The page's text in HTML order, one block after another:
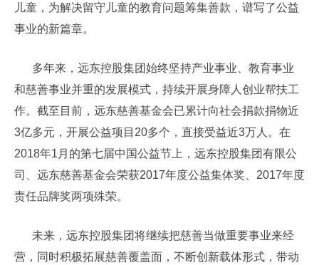
儿童，为解决留守儿童的教育问题筹集善款，谱写了公益
事业的新篇章。
多年来，远东控股集团始终坚持产业事业、教育事业
和慈善事业并重的发展模式，持续开展身障人创业帮扶工
作。截至目前，远东慈善基金会已累计向社会捐款捐物近
3亿多元，开展公益项目20多个，直接受益近3万人。在
2018年1月的第七届中国公益节上，远东控股集团有限公
司、远东慈善基金会荣获2017年度公益集体奖、2017年度
责任品牌奖两项殊荣。
未来，远东控股集团将继续把慈善当做重要事业来经
营，同时积极拓展慈善覆盖面，不断创新载体形式，带动